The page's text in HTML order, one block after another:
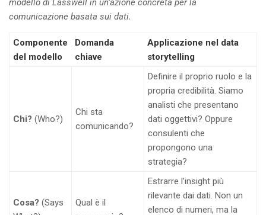
comunicazione basata sui dati.
Componente
del modello
Domanda
chiave
Applicazione nel data
storytelling
Chi? (Who?)
Chi sta
comunicando?
Definire il proprio ruolo e la
propria credibilità. Siamo
analisti che presentano
dati oggettivi? Oppure
consulenti che
propongono una
strategia?
Cosa? (Says
Qual è il
Estrarre l’insight più
rilevante dai dati. Non un
elenco di numeri, ma la